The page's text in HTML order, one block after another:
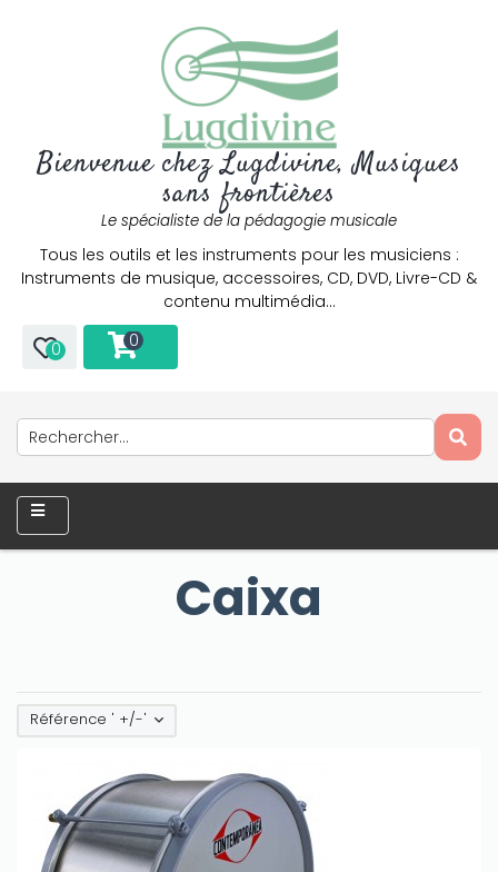
Bienvenue chez Lugdivine, Musiques
sans frontières
Le spécialiste de la pédagogie musicale
Tous les outils et les instruments pour les musiciens :
Instruments de musique, accessoires, CD, DVD, Livre-CD &
contenu multimédia…
0 0
Caixa
Référence ' +/-'